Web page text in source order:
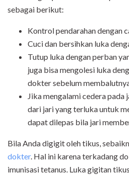
sebagai berikut:
Kontrol pendarahan dengan
Cuci dan bersihkan luka
Tutup luka dengan perban
juga bisa mengolesi luka
dokter sebelum
Jika mengalami cedera pada
dari jari yang terluka untuk
dapat dilepas bila jari
Bila Anda digigit oleh tikus,
dokter. Hal ini karena terkadang
imunisasi tetanus. Luka gigitan